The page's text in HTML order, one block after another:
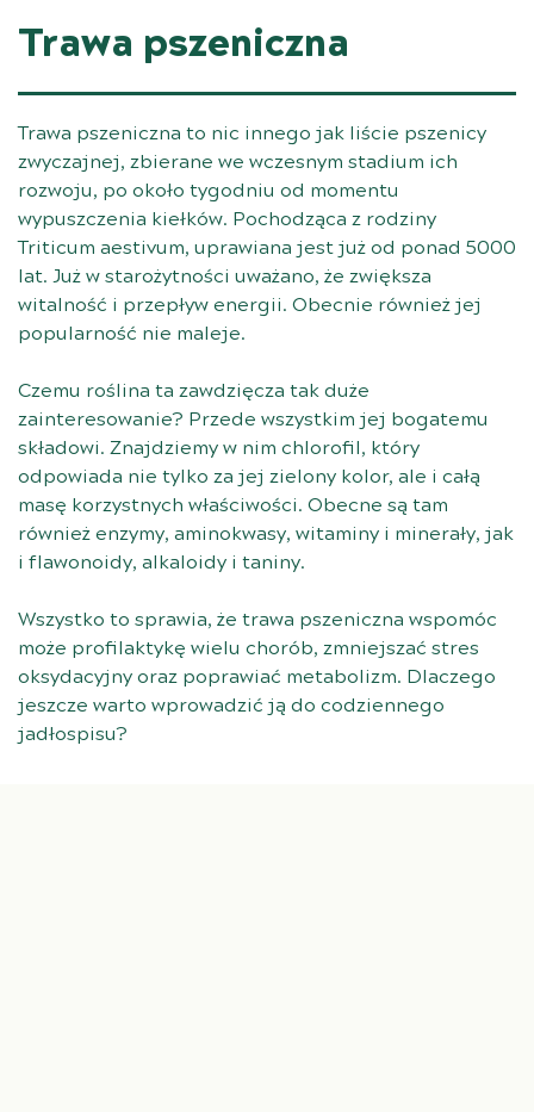
Trawa pszeniczna
Trawa pszeniczna to nic innego jak liście pszenicy
zwyczajnej, zbierane we wczesnym stadium ich
rozwoju, po około tygodniu od momentu
wypuszczenia kiełków. Pochodząca z rodziny
Triticum aestivum, uprawiana jest już od ponad 5000
lat. Już w starożytności uważano, że zwiększa
witalność i przepływ energii. Obecnie również jej
popularność nie maleje.
Czemu roślina ta zawdzięcza tak duże
zainteresowanie? Przede wszystkim jej bogatemu
składowi. Znajdziemy w nim chlorofil, który
odpowiada nie tylko za jej zielony kolor, ale i całą
masę korzystnych właściwości. Obecne są tam
również enzymy, aminokwasy, witaminy i minerały, jak
i flawonoidy, alkaloidy i taniny.
Wszystko to sprawia, że trawa pszeniczna wspomóc
może profilaktykę wielu chorób, zmniejszać stres
oksydacyjny oraz poprawiać metabolizm. Dlaczego
jeszcze warto wprowadzić ją do codziennego
jadłospisu?